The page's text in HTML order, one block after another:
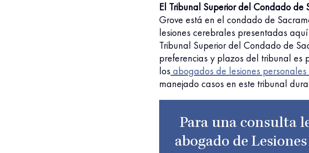
El Tribunal Superior del Condado de
Grove está en el condado de
lesiones cerebrales presentadas
Tribunal Superior del Condado de
preferencias y plazos del tribunal es
los abogados de lesiones
manejado casos en este tribunal
Para una consulta
abogado de